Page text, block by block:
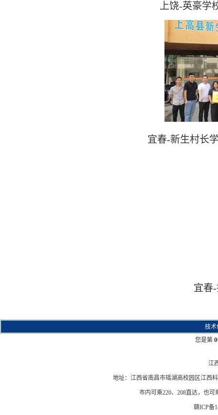
上饶-英豪
宜春-新生村长
宜春-拓
技术
您是第
江
地址：江西省南昌市瑶湖高校园区江西
市内可乘220、208直达，也
赣ICP备